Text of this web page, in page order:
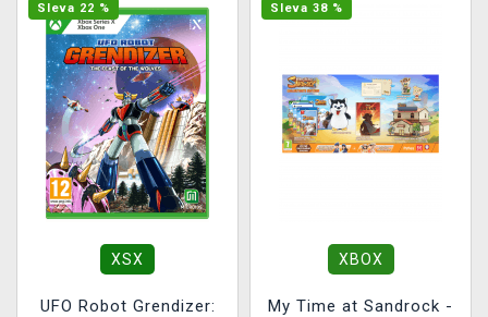
Sleva 22 %
XSX
UFO Robot Grendizer:
Sleva 38 %
XBOX
My Time at Sandrock -